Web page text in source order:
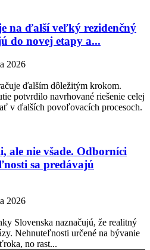
na ďalší veľký rezidenčný
do novej etapy a...
2026
ďalším dôležitým krokom.
potvrdilo navrhované riešenie celej
v ďalších povoľovacích procesoch.
ale nie všade. Odborníci
sa predávajú
2026
Slovenska naznačujú, že realitný
Nehnuteľnosti určené na bývanie
no rast...